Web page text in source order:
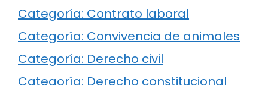
Categoría: Contrato laboral
Categoría: Convivencia de animales
Categoría: Derecho civil
Categoría: Derecho constitucional